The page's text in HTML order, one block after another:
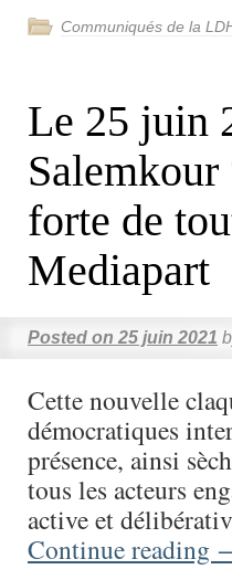
Communiqués de la
Le 25 juin
Salemkour
forte de
Mediapart
Posted on 25 juin 2021
Cette nouvelle
démocratiques
présence, ainsi
tous les acteurs
active et
Continue reading